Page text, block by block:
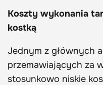
Koszty wykonania
kostką
Jednym z głównych
przemawiających za
stosunkowo niskie